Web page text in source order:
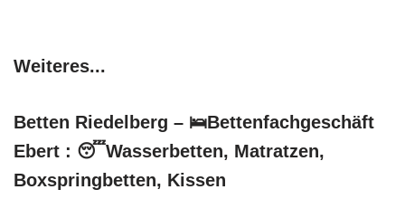
Weiteres...
Betten Riedelberg – 🛌Bettenfachgeschäft
Ebert : 😴Wasserbetten, Matratzen,
Boxspringbetten, Kissen